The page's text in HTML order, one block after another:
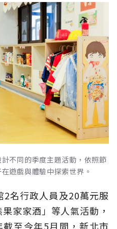
不同的季度主題活動，依照節
遊戲與體驗中探索世界。
名行政人員及20萬元服
家家酒」等人氣活動，
至今年5月間，新北市